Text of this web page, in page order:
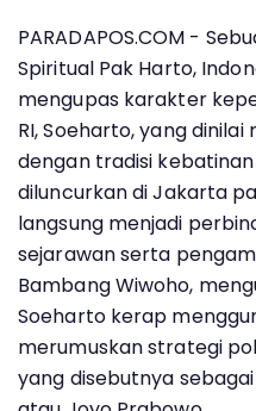
PARADAPOS.COM -
Spiritual Pak Harto,
mengupas karakter
RI, Soeharto, yang
dengan tradisi
diluncurkan di Jakarta
langsung menjadi
sejarawan serta
Bambang Wiwoho,
Soeharto kerap
merumuskan strategi
yang disebutnya